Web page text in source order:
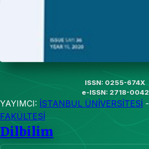
ISSN: 0255-674X
e-ISSN: 2718-0042
YAYIMCI: İSTANBUL ÜNİVERSİTESİ -
FAKÜLTESİ
Dilbilim